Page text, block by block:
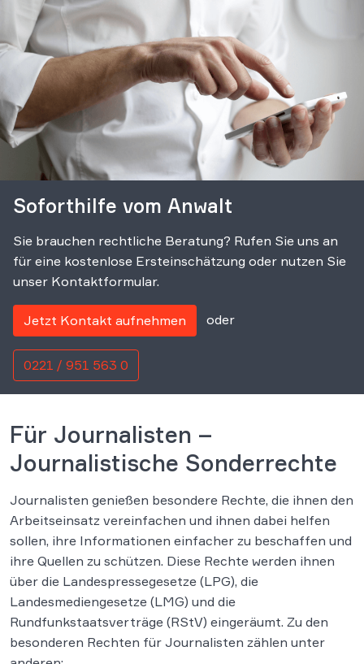
Soforthilfe vom Anwalt
Sie brauchen rechtliche Beratung? Rufen Sie uns an
für eine kostenlose Ersteinschätzung oder nutzen Sie
unser Kontaktformular.
Jetzt Kontakt aufnehmen oder
0221 / 951 563 0
Für Journalisten –
Journalistische Sonderrechte
Journalisten genießen besondere Rechte, die ihnen den
Arbeitseinsatz vereinfachen und ihnen dabei helfen
sollen, ihre Informationen einfacher zu beschaffen und
ihre Quellen zu schützen. Diese Rechte werden ihnen
über die Landespressegesetze (LPG), die
Landesmediengesetze (LMG) und die
Rundfunkstaatsverträge (RStV) eingeräumt. Zu den
besonderen Rechten für Journalisten zählen unter